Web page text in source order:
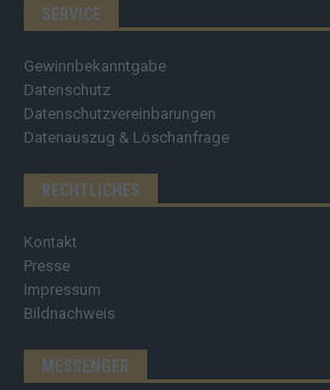
SERVICE
Gewinnbekanntgabe
Datenschutz
Datenschutzvereinbarungen
Datenauszug & Löschanfrage
RECHTLICHES
Kontakt
Presse
Impressum
Bildnachweis
MESSENGER